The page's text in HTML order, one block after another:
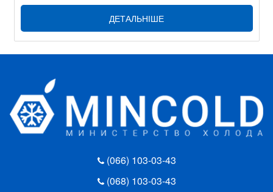
ДЕТАЛЬНІШЕ
(066) 103-03-43
(068) 103-03-43